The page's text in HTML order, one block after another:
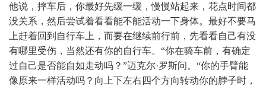
他说，摔车后，你最好先缓一缓，慢慢站起来，花点时间都
没关系，然后尝试着看看能不能活动一下身体。最好不要马
上赶着回到自行车上，而要在继续前行前，先看看自己有没
有哪里受伤，当然还有你的自行车。“你在骑车前，有确定
过自己是否能自如走动吗？”迈克尔·罗斯问。“你的手臂能
像原来一样活动吗？向上下左右四个方向转动你的脖子时，